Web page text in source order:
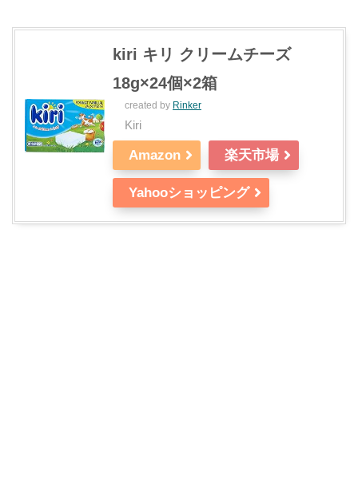
kiri キリ クリームチーズ
18g×24個×2箱
created by Rinker
Kiri
Amazon 楽天市場
Yahooショッピング